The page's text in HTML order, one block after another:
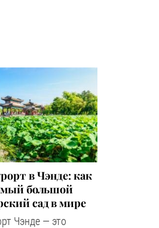
в Чэнде: как
большой
сад в мире
Чэнде — это